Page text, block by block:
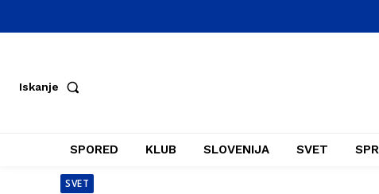
Iskanje
SPORED KLUB SLOVENIJA SVET
SVET